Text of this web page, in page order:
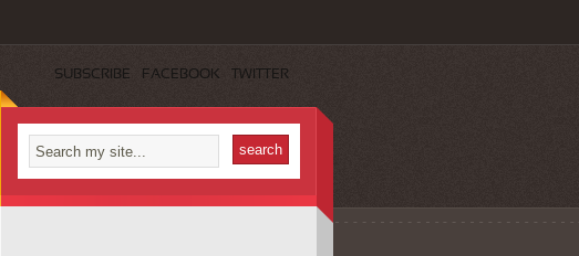
SUBSCRIBE FACEBOOK TWITTER